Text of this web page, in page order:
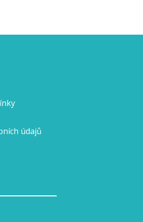
údajů